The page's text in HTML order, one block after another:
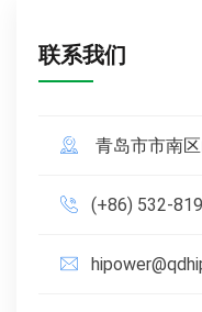
联系我们
青岛市市南
(+86) 532-